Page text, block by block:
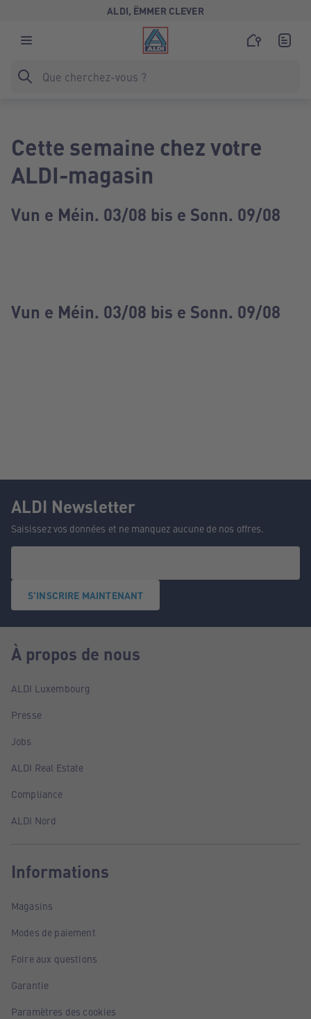
ALDI, ËMMER CLEVER
Cette semaine chez votre
ALDI-magasin
Vun e Méin. 03/08 bis e Sonn. 09/08
Vun e Méin. 03/08 bis e Sonn. 09/08
ALDI Newsletter
Saisissez vos données et ne manquez aucune de nos offres.
S'INSCRIRE MAINTENANT
À propos de nous
ALDI Luxembourg
Presse
Jobs
ALDI Real Estate
Compliance
ALDI Nord
Informations
Magasins
Modes de paiement
Foire aux questions
Garantie
Paramètres des cookies